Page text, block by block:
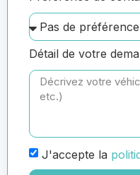
Détail de votre
J'accepte la